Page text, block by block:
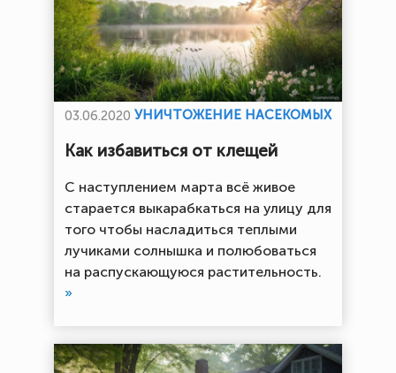
03.06.2020 УНИЧТОЖЕНИЕ НАСЕКОМЫХ
Как избавиться от клещей
С наступлением марта всё живое
старается выкарабкаться на улицу для
того чтобы насладиться теплыми
лучиками солнышка и полюбоваться
на распускающуюся растительность.
»